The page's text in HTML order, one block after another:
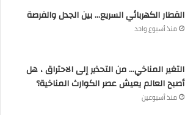
القطار الكهربائي السريع… بين الجدل والفرصة
منذ أسبوع واحد
التغير المناخي… من التحذير إلى الاحتراق ، هل
أصبح العالم يعيش عصر الكوارث المناخية؟
منذ أسبوعين